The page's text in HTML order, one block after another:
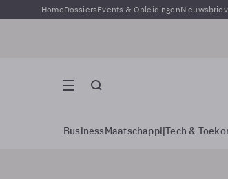
HomeDossiersEvents & Opleidingen
BusinessMaatschappijTech &